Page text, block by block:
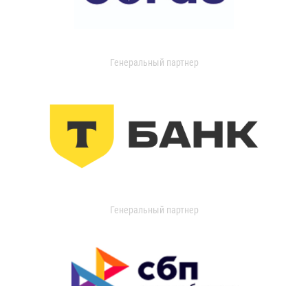
Генеральный партнер
Генеральный партнер